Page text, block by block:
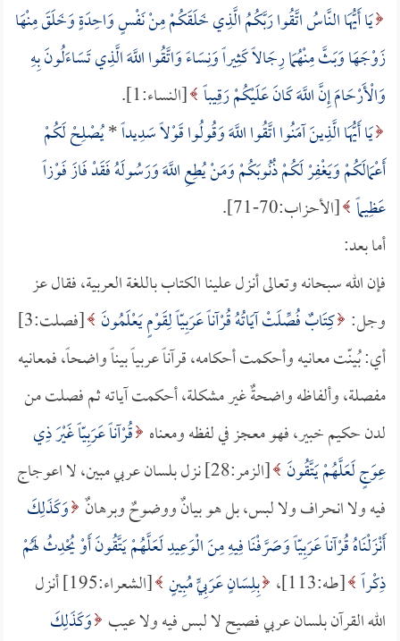
يَا أَيُّهَا النَّاسُ اتَّقُوا رَبَّكُمُ الَّذِي خَلَقَكُمْ مِنْ نَفْسٍ وَاحِدَةٍ وَخَلَقَ مِنْهَا
زَوْجَهَا وَبَثَّ مِنْهُمَا رِجَالاً كَثِيراً وَنِسَاءً وَاتَّقُوا اللَّهَ الَّذِي تَسَاءَلُونَ بِهِ
وَالْأَرْحَامَ إِنَّ اللَّهَ كَانَ عَلَيْكُمْ رَقِيباً [النساء:1].
يَا أَيُّهَا الَّذِينَ آمَنُوا اتَّقُوا اللَّهَ وَقُولُوا قَوْلاً سَدِيداً*يُصْلِحْ لَكُمْ
أَعْمَالَكُمْ وَيَغْفِرْ لَكُمْ ذُنُوبَكُمْ وَمَنْ يُطِعِ اللَّهَ وَرَسُولَهُ فَقَدْ فَازَ فَوْزاً
عَظِيماً [الأحزاب:70-71].
أما بعد:
فإن الله سبحانه وتعالى أنزل علينا الكتاب باللغة العربية، فقال عز
وجل: كِتَابٌ فُصِّلَتْ آيَاتُهُ قُرْآناً عَرَبِيّاً لِقَوْمٍ يَعْلَمُونَ
[فصلت:3]
أي: بُينّت معانيه وأحكمت أحكامه، قرآناً عربياً بيناً واضحاً، فمعانيه
مفصلة، وألفاظه واضحةٌ غير مشكلة، أحكمت آياته ثم فصلت من
لدن حكيم خبير، فهو معجز في لفظه ومعناه قُرْآناً عَرَبِيّاً غَيْرَ ذِي
عِوَجٍ لَعَلَّهُمْ يَتَّقُونَ
[الزمر:28] نزل بلسان عربي مبين، لا اعوجاج
فيه ولا انحراف ولا لبس، بل هو بيانٌ ووضوحٌ وبرهانٌ وَكَذَلِكَ
أَنْزَلْنَاهُ قُرْآناً عَرَبِيّاً وَصَرَّفْنَا فِيهِ مِنَ الْوَعِيدِ لَعَلَّهُمْ يَتَّقُونَ أَوْ يُحْدِثُ لَهُمْ
ذِكْراً [طـه:113]، بِلِسَانٍ عَرَبِيٍّ مُبِينٍ
[الشعراء:195] أنزل
الله القرآن بلسان عربي فصيح لا لبس فيه ولا عيب وَكَذَلِكَ